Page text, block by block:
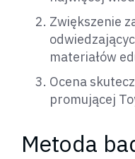
Zwiększenie
materiałów
Ocena
promującej
Metoda